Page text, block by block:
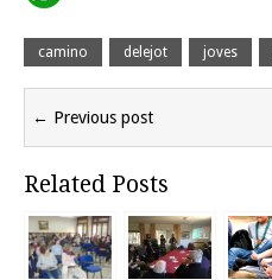
camino delejot joves
← Previous post
Related Posts